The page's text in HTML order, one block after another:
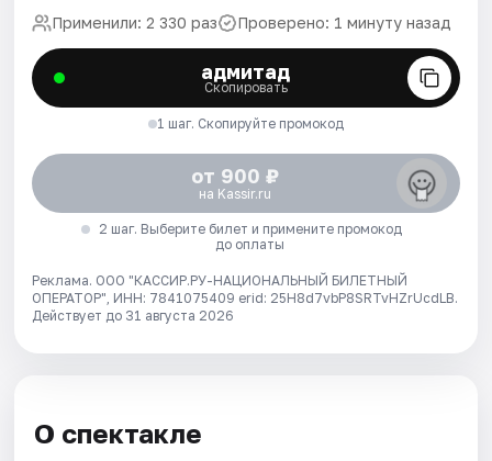
Применили: 2 330 раз Проверено: 1 минуту назад
адмитад
Скопировать
1 шаг. Скопируйте промокод
от 900 ₽
на Kassir.ru
2 шаг. Выберите билет и примените промокод
до оплаты
Реклама. ООО "КАССИР.РУ-НАЦИОНАЛЬНЫЙ БИЛЕТНЫЙ
ОПЕРАТОР", ИНН: 7841075409 erid: 25H8d7vbP8SRTvHZrUcdLB.
Действует до 31 августа 2026
О спектакле